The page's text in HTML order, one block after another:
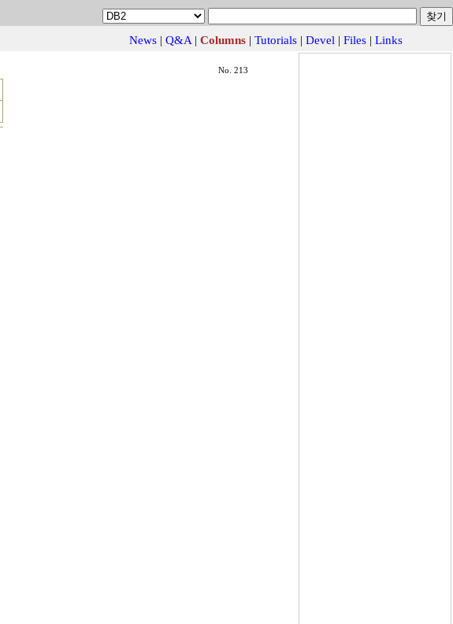
News | Q&A | Columns | Tutorials | Devel | Files | Links
No. 213